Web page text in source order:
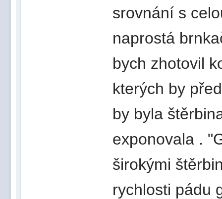
srovnání s
naprostá
bych zhotovil
kterých by
by byla
exponovala .
širokými
rychlosti pádu